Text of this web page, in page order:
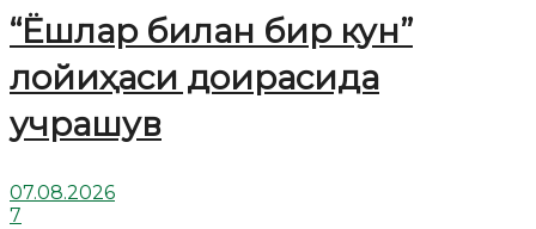
“Ёшлар билан бир кун”
лойиҳаси доирасида
учрашув
07.08.2026
7